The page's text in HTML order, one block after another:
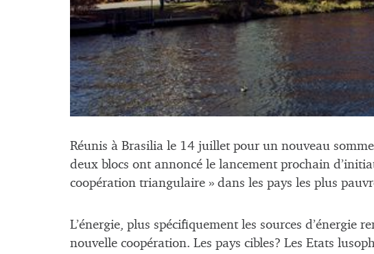
Réunis à Brasilia le 14 juillet pour un nouveau
deux blocs ont annoncé le lancement prochain
coopération triangulaire » dans les pays les plus
L’énergie, plus spécifiquement les sources d’énergie
nouvelle coopération. Les pays cibles? Les Etats